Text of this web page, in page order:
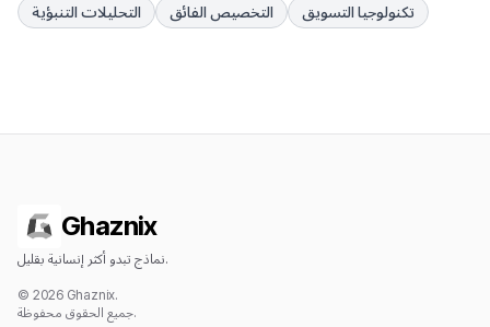
التحليلات التنبؤية
التخصيص الفائق تكنولوجيا التسويق
Ghaznix
نماذج تبدو أكثر إنسانية بقليل.
© 2026 Ghaznix.
جميع الحقوق محفوظة.